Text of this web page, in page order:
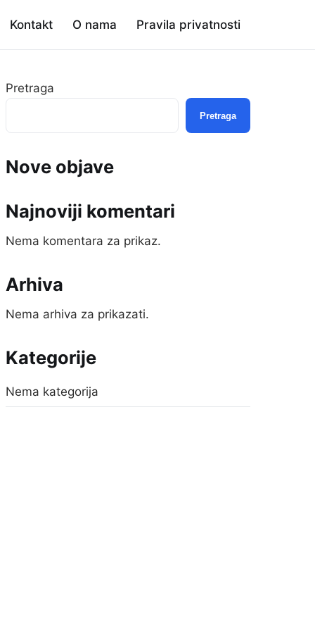
Kontakt O nama Pravila privatnosti
Pretraga
Pretraga
Nove objave
Najnoviji komentari
Nema komentara za prikaz.
Arhiva
Nema arhiva za prikazati.
Kategorije
Nema kategorija